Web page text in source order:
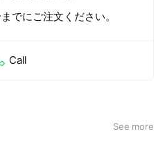
でにご注文ください。
Call
See more